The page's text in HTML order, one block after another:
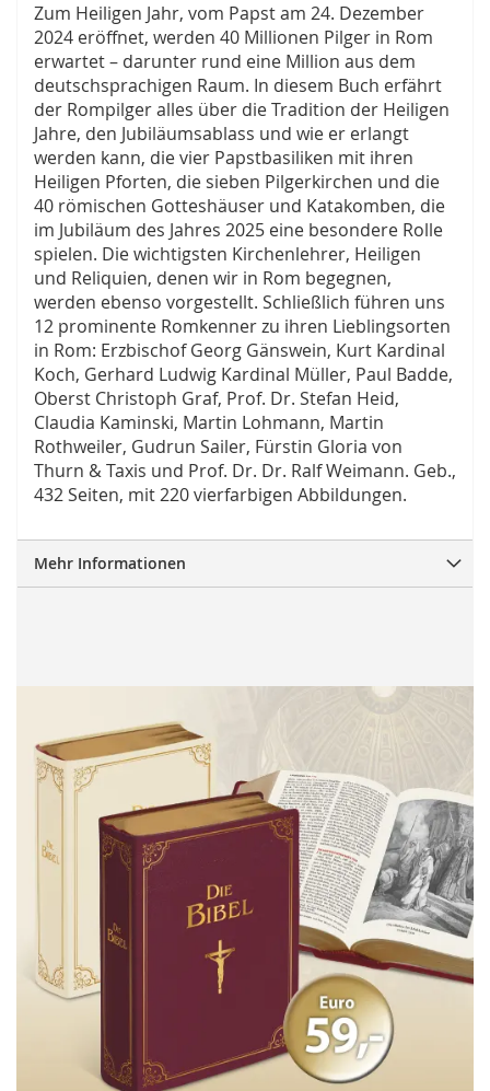
Zum Heiligen Jahr, vom Papst am 24. Dezember
2024 eröffnet, werden 40 Millionen Pilger in Rom
erwartet – darunter rund eine Million aus dem
deutschsprachigen Raum. In diesem Buch erfährt
der Rompilger alles über die Tradition der Heiligen
Jahre, den Jubiläumsablass und wie er erlangt
werden kann, die vier Papstbasiliken mit ihren
Heiligen Pforten, die sieben Pilgerkirchen und die
40 römischen Gotteshäuser und Katakomben, die
im Jubiläum des Jahres 2025 eine besondere Rolle
spielen. Die wichtigsten Kirchenlehrer, Heiligen
und Reliquien, denen wir in Rom begegnen,
werden ebenso vorgestellt. Schließlich führen uns
12 prominente Romkenner zu ihren Lieblingsorten
in Rom: Erzbischof Georg Gänswein, Kurt Kardinal
Koch, Gerhard Ludwig Kardinal Müller, Paul Badde,
Oberst Christoph Graf, Prof. Dr. Stefan Heid,
Claudia Kaminski, Martin Lohmann, Martin
Rothweiler, Gudrun Sailer, Fürstin Gloria von
Thurn & Taxis und Prof. Dr. Dr. Ralf Weimann. Geb.,
432 Seiten, mit 220 vierfarbigen Abbildungen.
Mehr Informationen